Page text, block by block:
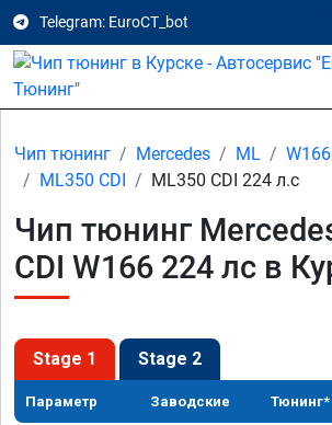
Telegram: EuroCT_bot
Чип тюнинг Mercedes ML
ML350 CDI
ML350 CDI 224 л.с
Чип тюнинг
CDI W166 224 лс в
Stage 1 Stage 2
Параметр Заводские Тюнинг*